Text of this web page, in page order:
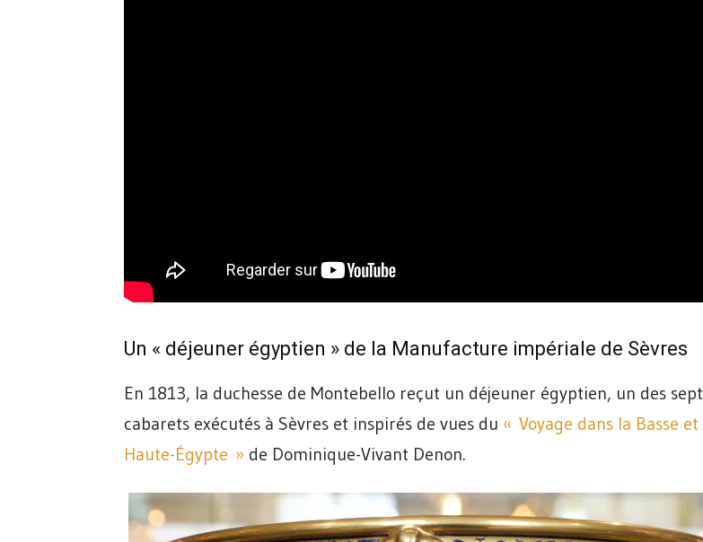
Un « déjeuner égyptien » de la Manufacture impériale de Sèvres
En 1813, la duchesse de Montebello reçut un déjeuner égyptien, un des sept
cabarets exécutés à Sèvres et inspirés de vues du « Voyage dans la Basse et
Haute-Égypte » de Dominique-Vivant Denon.